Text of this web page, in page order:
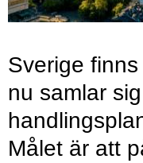
Sverige
nu samlar
Målet är att